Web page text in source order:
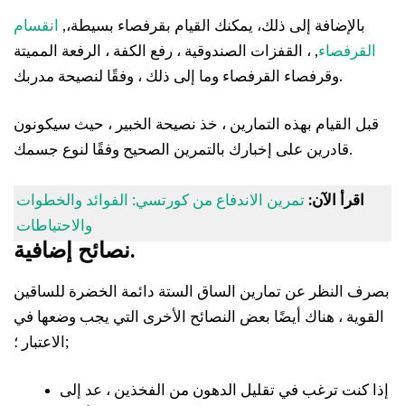
بالإضافة إلى ذلك، يمكنك القيام بقرفصاء بسيطة،,
انقسام
القرفصاء, ، القفزات الصندوقية ، رفع الكفة ، الرفعة المميتة
وقرفصاء القرفصاء وما إلى ذلك ، وفقًا لنصيحة مدربك.
قبل القيام بهذه التمارين ، خذ نصيحة الخبير ، حيث سيكونون
قادرين على إخبارك بالتمرين الصحيح وفقًا لنوع جسمك.
اقرأ الآن: تمرين الاندفاع من كورتسي: الفوائد والخطوات
والاحتياطات
نصائح إضافية.
بصرف النظر عن تمارين الساق الستة دائمة الخضرة للساقين
القوية ، هناك أيضًا بعض النصائح الأخرى التي يجب وضعها في
الاعتبار ؛;
إذا كنت ترغب في تقليل الدهون من الفخذين ، عد إلى